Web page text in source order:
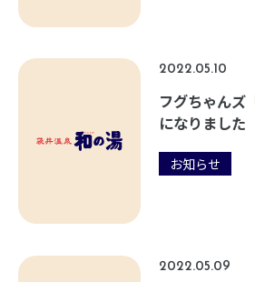
2022.05.10
フグちゃんズ
になりました
お知らせ
2022.05.09